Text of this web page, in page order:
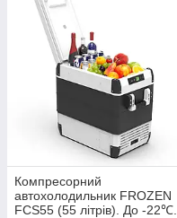
Компресорний
автохолодильник FROZEN
FCS55 (55 літрів). До -22℃.